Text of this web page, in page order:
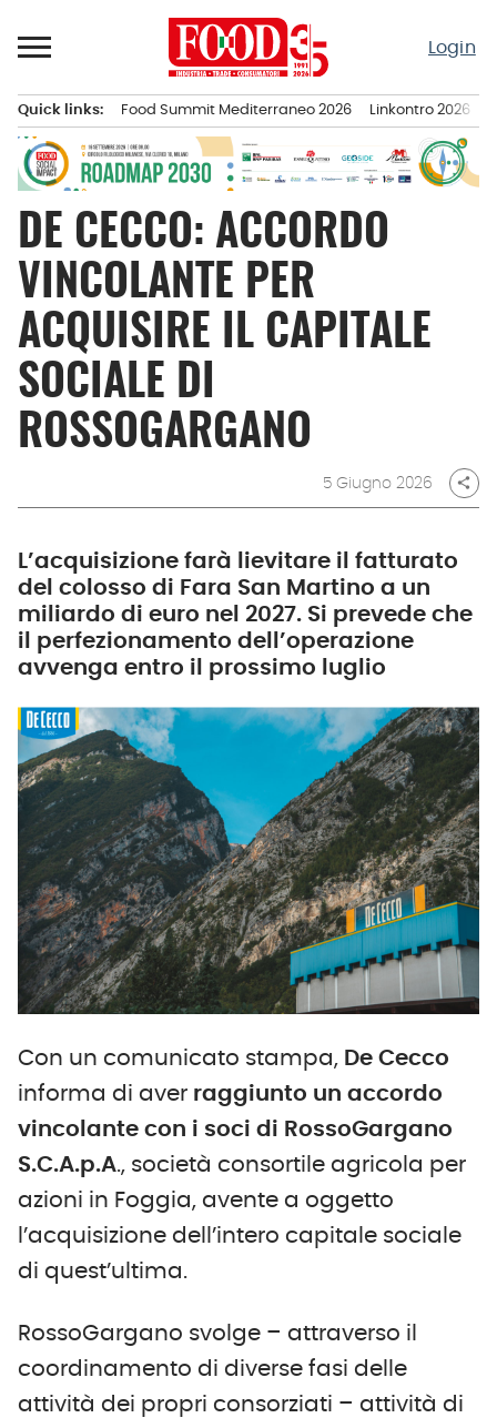
al
Login
principale
Quick links: Food Summit Mediterraneo 2026 Linkontro 2026
DE CECCO: ACCORDO
VINCOLANTE PER
ACQUISIRE IL CAPITALE
SOCIALE DI
ROSSOGARGANO
5 Giugno 2026 share
L’acquisizione farà lievitare il fatturato
del colosso di Fara San Martino a un
miliardo di euro nel 2027. Si prevede che
il perfezionamento dell’operazione
avvenga entro il prossimo luglio
Con un comunicato stampa, De Cecco
informa di aver raggiunto un accordo
vincolante con i soci di RossoGargano
S.C.A.p.A., società consortile agricola per
azioni in Foggia, avente a oggetto
l’acquisizione dell’intero capitale sociale
di quest’ultima.
RossoGargano svolge – attraverso il
coordinamento di diverse fasi delle
attività dei propri consorziati – attività di